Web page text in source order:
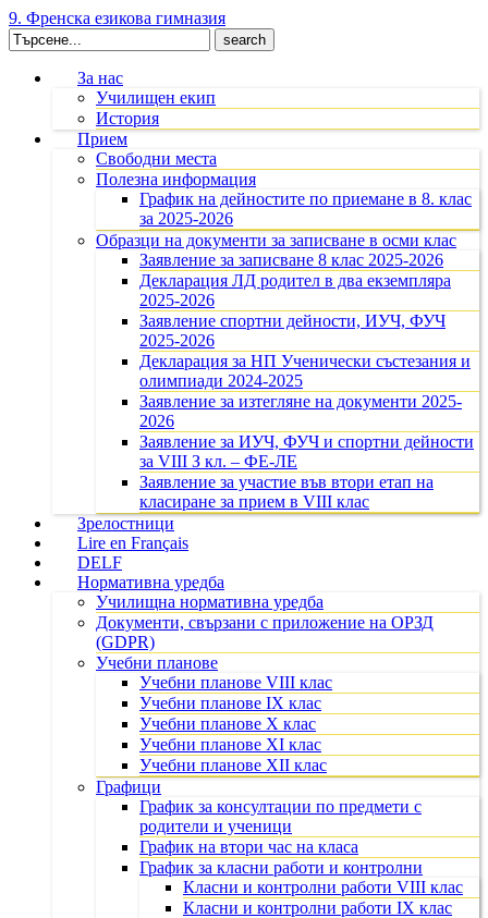
9. Френска езикова гимназия
Search
for:
За нас
Училищен екип
История
Прием
Свободни места
Полезна информация
График на дейностите по приемане в 8. клас
за 2025-2026
Образци на документи за записване в осми клас
Заявление за записване 8 клас 2025-2026
Декларация ЛД родител в два екземпляра
2025-2026
Заявление спортни дейности, ИУЧ, ФУЧ
2025-2026
Декларация за НП Ученически състезания и
олимпиади 2024-2025
Заявление за изтегляне на документи 2025-
2026
Заявление за ИУЧ, ФУЧ и спортни дейности
за VIII З кл. – ФЕ-ЛЕ
Заявление за участие във втори етап на
класиране за прием в VIII клас
Зрелостници
Lire en Français
DELF
Нормативна уредба
Училищна нормативна уредба
Документи, свързани с приложение на ОРЗД
(GDPR)
Учебни планове
Учебни планове VIII клас
Учебни планове IX клас
Учебни планове X клас
Учебни планове XI клас
Учебни планове XII клас
Графици
График за консултации по предмети с
родители и ученици
График на втори час на класа
График за класни работи и контролни
Класни и контролни работи VIII клас
Класни и контролни работи IX клас